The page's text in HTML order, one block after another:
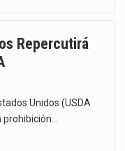
Repercutirá
Unidos (USDA
prohibición…